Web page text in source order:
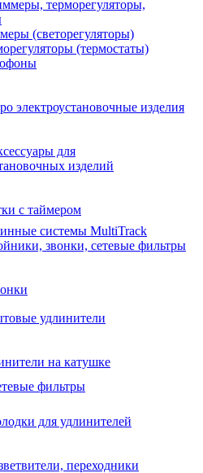
терморегуляторы,
(светорегуляторы)
(термостаты)
электроустановочные изделия
для
изделий
с таймером
системы MultiTrack
звонки, сетевые фильтры
удлинители
на катушке
фильтры
для удлинителей
переходники